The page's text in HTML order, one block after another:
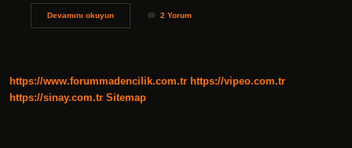
Devamını okuyunİRanda
2 Yorum
https://www.forummadencilik.com.tr https://vipeo.com.tr
https://sinay.com.tr Sitemap